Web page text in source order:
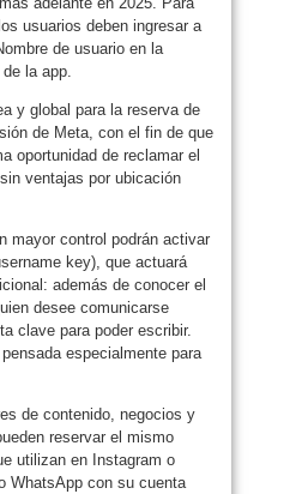
usuarios deben ingresar a
de usuario en la
la app.
y global para la reserva de
de Meta, con el fin de que
oportunidad de reclamar el
ventajas por ubicación
mayor control podrán activar
key), que actuará
además de conocer el
desee comunicarse
clave para poder escribir.
especialmente para
de contenido, negocios y
reservar el mismo
utilizan en Instagram o
WhatsApp con su cuenta